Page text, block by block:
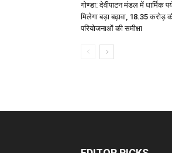
गोण्डा: देवीपाटन मंडल में धार्मिक
मिलेगा बड़ा बढ़ावा, 18.35 करोड़
परियोजनाओं की समीक्षा